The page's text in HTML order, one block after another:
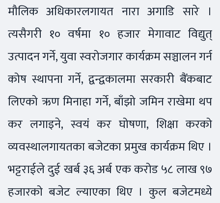
मौलिक अधिकारलगायत नारा अगाडि सारे ।
त्यसैगरी १० वर्षमा १० हजार मेगावाट विद्युत्
उत्पादन गर्ने, युवा स्वरोजगार कार्यक्रम सञ्चालन गर्न
कोष स्थापना गर्ने, द्वन्द्वकालमा सरकारी बैंकबाट
लिएको ऋण मिनाहा गर्ने, बाँझो जमिन राखेमा थप
कर लगाइने, स्वयं कर घोषणा, शिक्षा करको
व्यवस्थालगायतका बजेटका प्रमुख कार्यक्रम थिए ।
भट्टराईले दुई खर्ब ३६ अर्ब एक करोड ५८ लाख ९७
हजारको बजेट ल्याएका थिए । कुल बजेटमध्ये